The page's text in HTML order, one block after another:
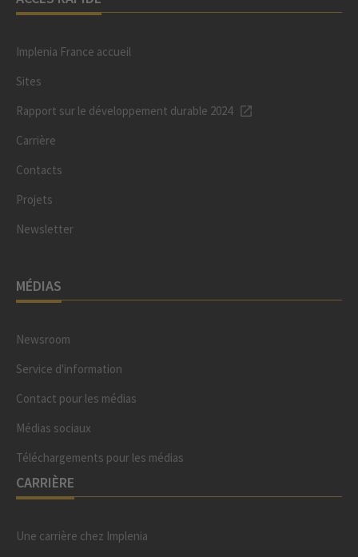
Implenia France accueil
Sites
Rapport sur le développement durable 2024
Carrière
Contacts
Projets
Newsletter
MÉDIAS
Newsroom
Service d'information
Contact pour les médias
Médias sociaux
Téléchargements pour les médias
CARRIÈRE
Une carrière chez Implenia